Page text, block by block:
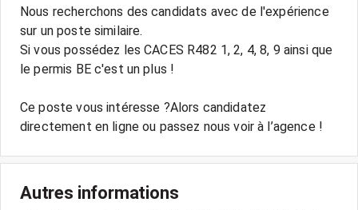
Nous recherchons des candidats avec de l'expérience
sur un poste similaire.
Si vous possédez les CACES R482 1, 2, 4, 8, 9 ainsi que
le permis BE c'est un plus !
Ce poste vous intéresse ?Alors candidatez
directement en ligne ou passez nous voir à l’agence !
Autres informations